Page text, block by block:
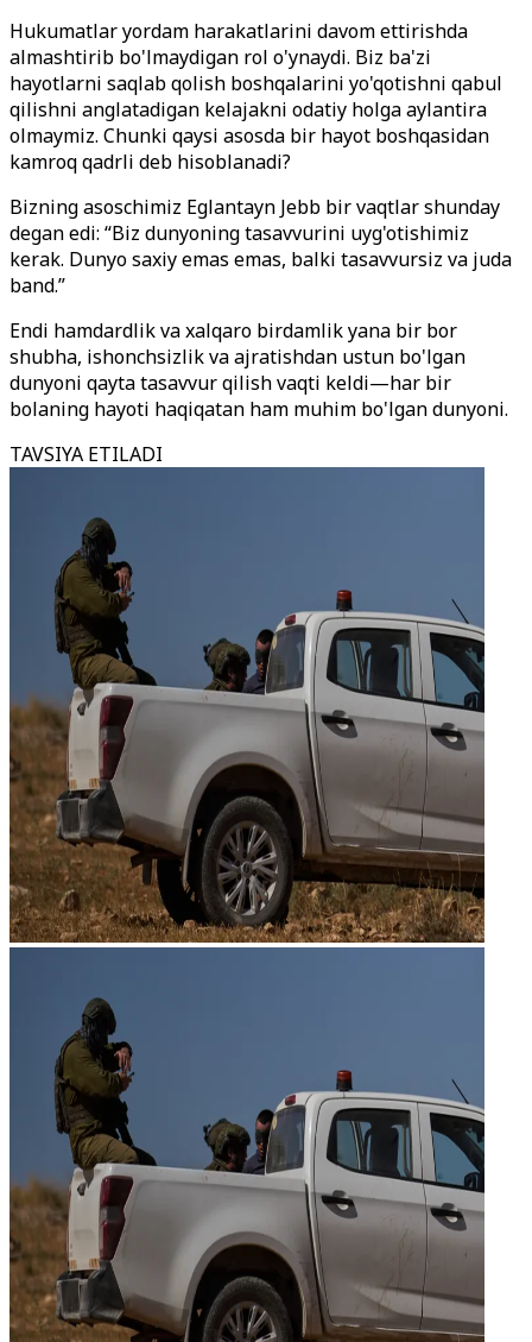
Hukumatlar yordam harakatlarini davom ettirishda
almashtirib bo'lmaydigan rol o'ynaydi. Biz ba'zi
hayotlarni saqlab qolish boshqalarini yo'qotishni qabul
qilishni anglatadigan kelajakni odatiy holga aylantira
olmaymiz. Chunki qaysi asosda bir hayot boshqasidan
kamroq qadrli deb hisoblanadi?
Bizning asoschimiz Eglantayn Jebb bir vaqtlar shunday
degan edi: “Biz dunyoning tasavvurini uyg'otishimiz
kerak. Dunyo saxiy emas emas, balki tasavvursiz va juda
band.”
Endi hamdardlik va xalqaro birdamlik yana bir bor
shubha, ishonchsizlik va ajratishdan ustun bo'lgan
dunyoni qayta tasavvur qilish vaqti keldi—har bir
bolaning hayoti haqiqatan ham muhim bo'lgan dunyoni.
TAVSIYA ETILADI